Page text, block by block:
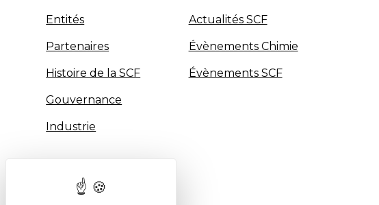
Entités
Partenaires
Histoire de la SCF
Gouvernance
Industrie
Actualités SCF
Évènements Chimie
Évènements SCF